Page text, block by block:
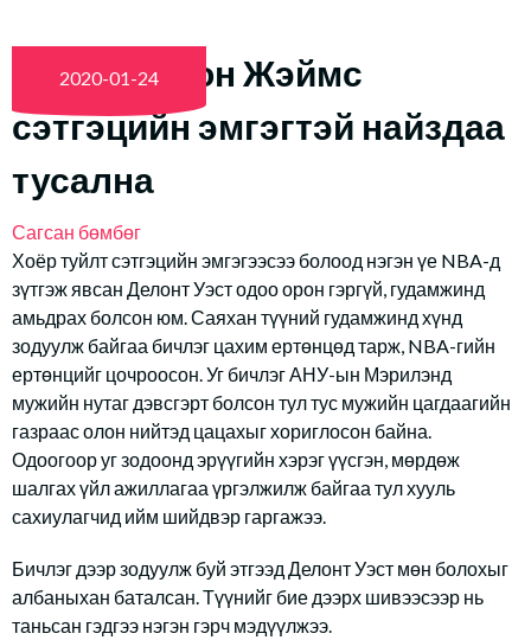
NBA: Леброн Жэймс
сэтгэцийн эмгэгтэй найздаа
тусална
Сагсан бөмбөг
2020-01-24
Хоёр туйлт сэтгэцийн эмгэгээсээ болоод нэгэн үе NBA-д
зүтгэж явсан Делонт Уэст одоо орон гэргүй, гудамжинд
амьдрах болсон юм. Саяхан түүний гудамжинд хүнд
зодуулж байгаа бичлэг цахим ертөнцөд тарж, NBA-гийн
ертөнцийг цочроосон. Уг бичлэг АНУ-ын Мэрилэнд
мужийн нутаг дэвсгэрт болсон тул тус мужийн цагдаагийн
газраас олон нийтэд цацахыг хориглосон байна.
Одоогоор уг зодоонд эрүүгийн хэрэг үүсгэн, мөрдөж
шалгах үйл ажиллагаа үргэлжилж байгаа тул хууль
сахиулагчид ийм шийдвэр гаргажээ.
Бичлэг дээр зодуулж буй этгээд Делонт Уэст мөн болохыг
албаныхан баталсан. Түүнийг бие дээрх шивээсээр нь
таньсан гэдгээ нэгэн гэрч мэдүүлжээ.